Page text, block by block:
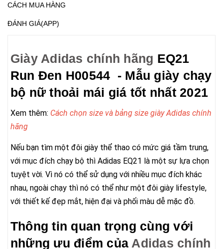
CÁCH MUA HÀNG
ĐÁNH GIÁ(APP)
Giày Adidas chính hãng EQ21
Run Đen H00544 - Mẫu giày chạy
bộ nữ thoải mái giá tốt nhất 2021
Xem thêm: Cách chọn size và bảng size giày Adidas chính
hãng
Nếu bạn tìm một đôi giày thể thao có mức giá tầm trung,
với mục đích chạy bộ thì Adidas EQ21 là một sự lựa chọn
tuyệt vời. Vì nó có thể sử dụng với nhiều mục đích khác
nhau, ngoài chạy thì nó có thể như một đôi giày lifestyle,
với thiết kế đẹp mắt, hiện đại và phối màu dễ mặc đồ.
Thông tin quan trọng cùng với
những ưu điểm của Adidas chính